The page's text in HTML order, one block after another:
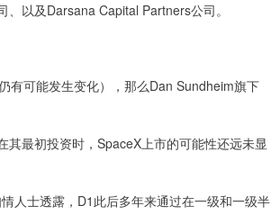
以及Darsana Capital Partners公司。
可能发生变化），那么Dan Sundheim旗下
最初投资时，SpaceX上市的可能性还远未显
士透露，D1此后多年来通过在一级和一级半